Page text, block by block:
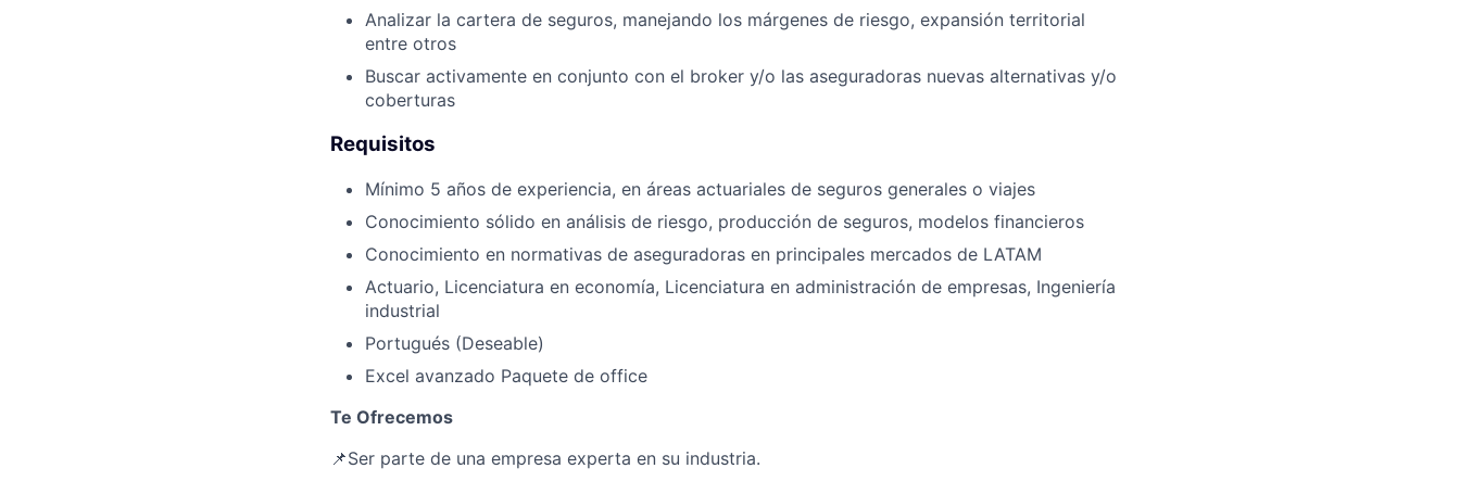
Analizar la cartera de seguros, manejando los márgenes de riesgo, expansión territorial
entre otros
Buscar activamente en conjunto con el broker y/o las aseguradoras nuevas alternativas y/o
coberturas
Requisitos
Mínimo 5 años de experiencia, en áreas actuariales de seguros generales o viajes
Conocimiento sólido en análisis de riesgo, producción de seguros, modelos financieros
Conocimiento en normativas de aseguradoras en principales mercados de LATAM
Actuario, Licenciatura en economía, Licenciatura en administración de empresas, Ingeniería
industrial
Portugués (Deseable)
Excel avanzado Paquete de office
Te Ofrecemos
📌Ser parte de una empresa experta en su industria.